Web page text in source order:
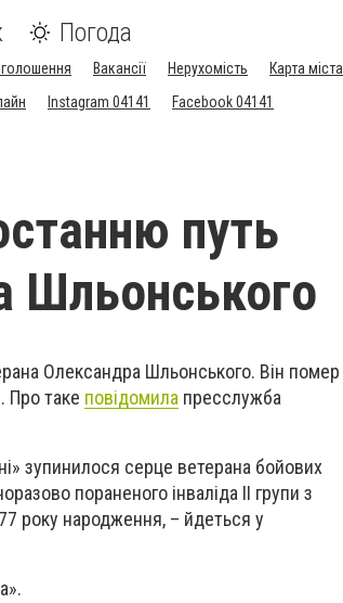
Погода
Вакансії Нерухомість
Карта міста
Instagram 04141 Facebook 04141
путь
Шльонського
Олександра Шльонського. Він помер
Про таке повідомила пресслужба
зупинилося серце ветерана бойових
пораненого інваліда ІІ групи з
року народження, – йдеться у